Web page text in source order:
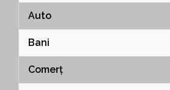
Auto
Bani
Comerț